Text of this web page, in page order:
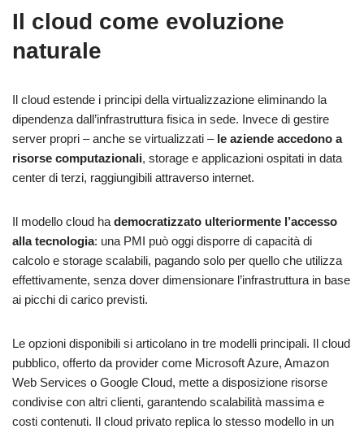
Il cloud come evoluzione
naturale
Il cloud estende i principi della virtualizzazione eliminando la
dipendenza dall’infrastruttura fisica in sede. Invece di gestire
server propri – anche se virtualizzati – le aziende accedono a
risorse computazionali, storage e applicazioni ospitati in data
center di terzi, raggiungibili attraverso internet.
Il modello cloud ha democratizzato ulteriormente l’accesso
alla tecnologia: una PMI può oggi disporre di capacità di
calcolo e storage scalabili, pagando solo per quello che utilizza
effettivamente, senza dover dimensionare l’infrastruttura in base
ai picchi di carico previsti.
Le opzioni disponibili si articolano in tre modelli principali. Il cloud
pubblico, offerto da provider come Microsoft Azure, Amazon
Web Services o Google Cloud, mette a disposizione risorse
condivise con altri clienti, garantendo scalabilità massima e
costi contenuti. Il cloud privato replica lo stesso modello in un